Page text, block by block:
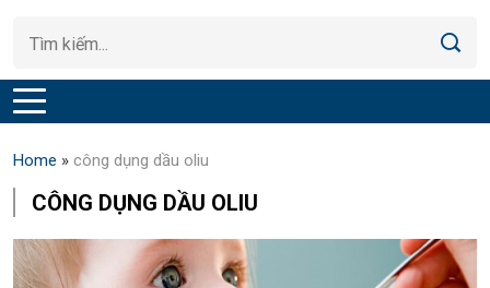
Home » công dụng dầu oliu
CÔNG DỤNG DẦU OLIU